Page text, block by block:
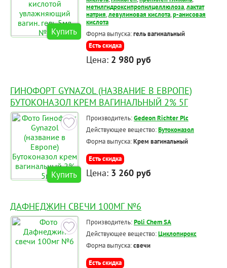
Купить
метилгидроксипропилцеллюлоза,лактат
натрия,левулиновая кислота,р-анисовая
кислота
Форма выпуска:гель вагинальный
Есть скидка
Цена: 2 980 руб
ГИНОФОРТ GYNAZOL (НАЗВАНИЕ В ЕВРОПЕ)
БУТОКОНАЗОЛ КРЕМ ВАГИНАЛЬНЫЙ 2% 5Г
Купить
Производитель:Gedeon Richter Plc
Действующее вещество:Бутоконазол
Форма выпуска:Крем вагинальный
Есть скидка
Цена: 3 260 руб
ДАФНЕДЖИН СВЕЧИ 100МГ №6
Производитель:Poli Chem SA
Действующее вещество:Циклопирокс
Форма выпуска:свечи
Есть скидка